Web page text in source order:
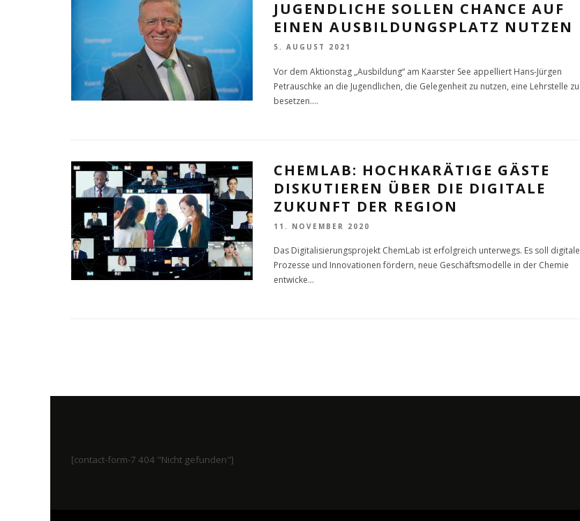
JUGENDLICHE SOLLEN CHANCE AUF
EINEN AUSBILDUNGSPLATZ NUTZEN
5. AUGUST 2021
Vor dem Aktionstag „Ausbildung“ am Kaarster See appelliert Hans-Jürgen
Petrauschke an die Jugendlichen, die Gelegenheit zu nutzen, eine Lehrstelle zu
besetzen....
CHEMLAB: HOCHKARÄTIGE GÄSTE
DISKUTIEREN ÜBER DIE DIGITALE
ZUKUNFT DER REGION
11. NOVEMBER 2020
Das Digitalisierungsprojekt ChemLab ist erfolgreich unterwegs. Es soll digitale
Prozesse und Innovationen fördern, neue Geschäftsmodelle in der Chemie
entwicke...
[contact-form-7 404 "Nicht gefunden"]